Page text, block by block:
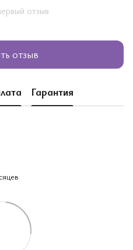
отзыв
отзыв
Гарантия